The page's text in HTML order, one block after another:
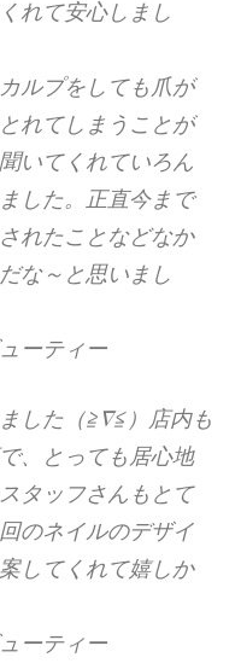
れて安心しまし
ルプをしても爪が
れてしまうことが
いてくれていろん
した。正直今まで
れたことなどなか
な～と思いまし
ーティー
した（≧∇≦）店内も
、とっても居心地
タッフさんもとて
のネイルのデザイ
してくれて嬉しか
ーティー